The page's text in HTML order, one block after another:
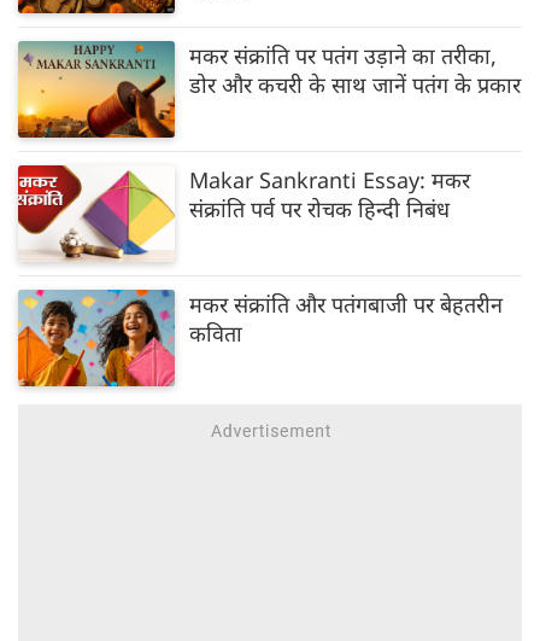
मकर संक्रांति पर पतंग उड़ाने का तरीका,
डोर और कचरी के साथ जानें पतंग के प्रकार
Makar Sankranti Essay: मकर
संक्रांति पर्व पर रोचक हिन्दी निबंध
मकर संक्रांति और पतंगबाजी पर बेहतरीन
कविता